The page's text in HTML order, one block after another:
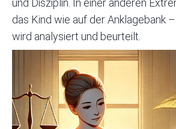
und Disziplin. In einer anderen
das Kind wie auf der Anklagebank
wird analysiert und beurteilt.